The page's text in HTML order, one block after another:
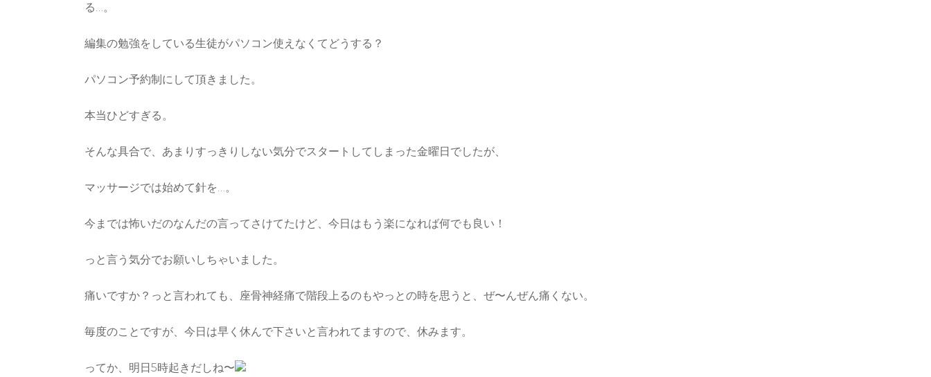
る…。
編集の勉強をしている生徒がパソコン使えなくてどうする？
パソコン予約制にして頂きました。
本当ひどすぎる。
そんな具合で、あまりすっきりしない気分でスタートしてしまった金曜日でしたが、
マッサージでは始めて針を…。
今までは怖いだのなんだの言ってさけてたけど、今日はもう楽になれば何でも良い！
っと言う気分でお願いしちゃいました。
痛いですか？っと言われても、座骨神経痛で階段上るのもやっとの時を思うと、ぜ〜んぜん痛くない。
毎度のことですが、今日は早く休んで下さいと言われてますので、休みます。
ってか、明日5時起きだしね〜